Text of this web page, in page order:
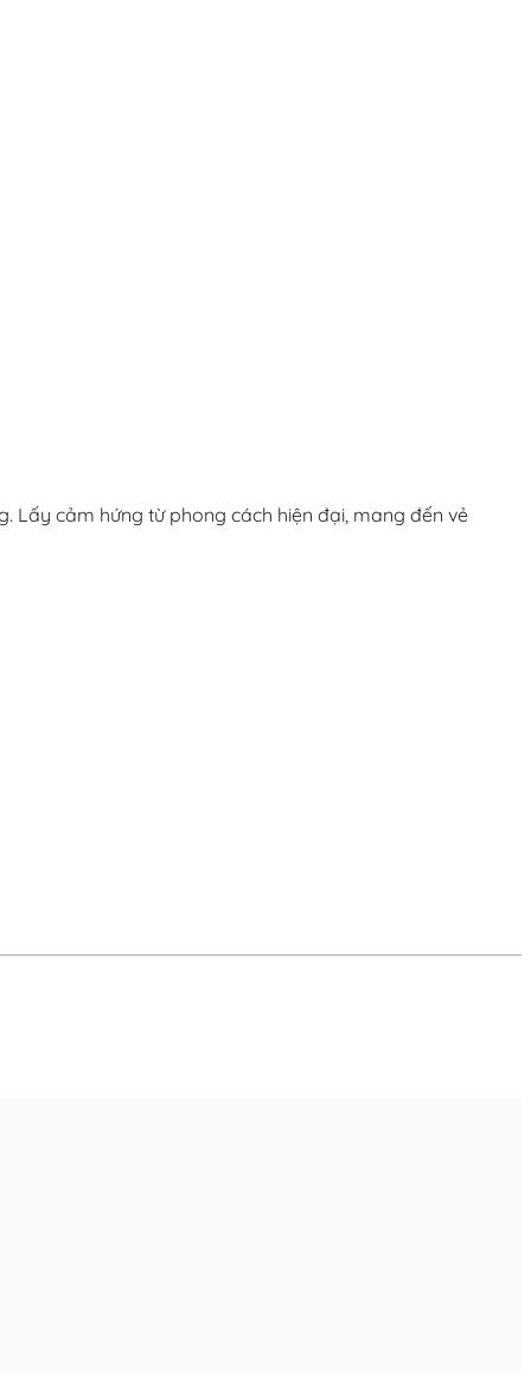
Lấy cảm hứng từ phong cách hiện đại, mang đến vẻ